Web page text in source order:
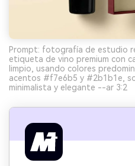
Prompt: fotografía de estudio
etiqueta de vino premium con
limpio, usando colores
acentos #f7e6b5 y #2b1b1e,
minimalista y elegante --ar 3:2